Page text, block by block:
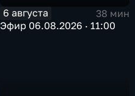
6 августа
38 мин
Эфир 06.08.2026 · 11:00